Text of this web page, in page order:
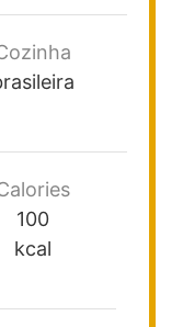
100
kcal